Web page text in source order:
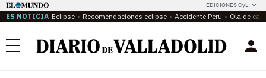
EDICIONES CyL
ES NOTICIA Eclipse Recomendaciones eclipse Accidente Perú Ola de
Menú